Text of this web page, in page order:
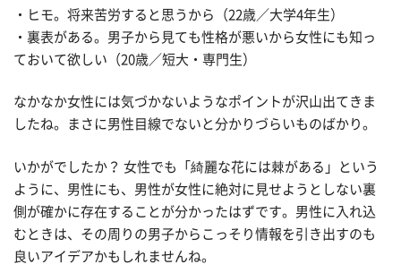
・ヒモ。将来苦労すると思うから（22歳／大学4年生）
・裏表がある。男子から見ても性格が悪いから女性にも知っ
ておいて欲しい（20歳／短大・専門生）
なかなか女性には気づかないようなポイントが沢山出てきま
したね。まさに男性目線でないと分かりづらいものばかり。
いかがでしたか？ 女性でも「綺麗な花には棘がある」という
ように、男性にも、男性が女性に絶対に見せようとしない裏
側が確かに存在することが分かったはずです。男性に入れ込
むときは、その周りの男子からこっそり情報を引き出すのも
良いアイデアかもしれませんね。